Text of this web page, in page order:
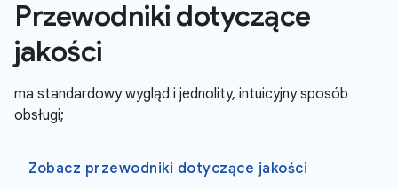
Przewodniki dotyczące
jakości
ma standardowy wygląd i jednolity, intuicyjny sposób
obsługi;
Zobacz przewodniki dotyczące jakości